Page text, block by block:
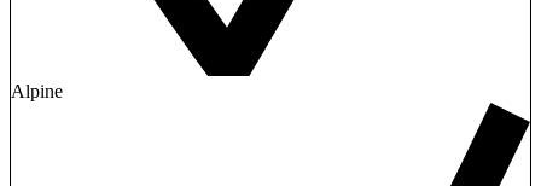
Alpine